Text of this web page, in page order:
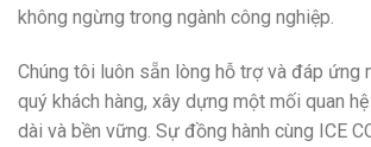
không ngừng trong ngành công nghiệp.
Chúng tôi luôn sẵn lòng hỗ trợ và đáp ứng
quý khách hàng, xây dựng một mối quan
dài và bền vững. Sự đồng hành cùng ICE